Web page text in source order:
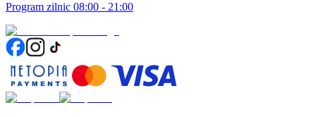
Program zilnic 08:00 - 21:00